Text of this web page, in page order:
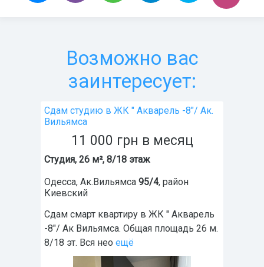
Возможно вас
заинтересует:
Сдам студию в ЖК " Акварель -8"/ Ак.
Вильямса
11 000 грн в месяц
Студия, 26 м², 8/18 этаж
Одесса, Ак.Вильямса 95/4, район
Киевский
Сдам смарт квартиру в ЖК " Акварель
-8"/ Ак Вильямса. Общая площадь 26 м.
8/18 эт. Вся нео ещё